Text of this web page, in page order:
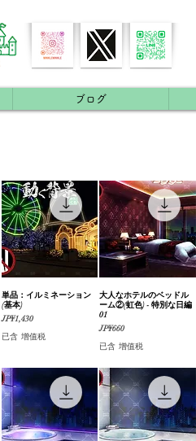
ブログ
快速瀏覽
単品：イルミネーション
(基本)
價格
JP¥1,430
已含 增值税
快速瀏覽
大人なホテルのベッドル
ーム②(虹色) - 特別な日編
01
價格
JP¥660
已含 增值税